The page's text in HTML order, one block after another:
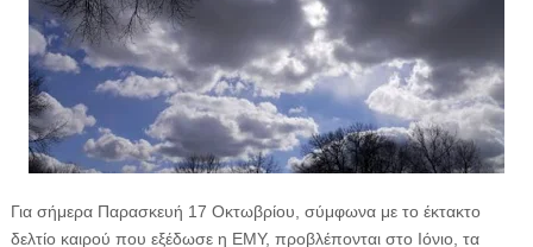
Για σήμερα Παρασκευή 17 Οκτωβρίου, σύμφωνα με το έκτακτο
δελτίο καιρού που εξέδωσε η ΕΜΥ, προβλέπονται στο Ιόνιο, τα